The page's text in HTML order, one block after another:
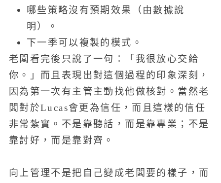
哪些策略沒有預期效果（由數據說
明）。
下一季可以複製的模式。
老闆看完後只說了一句：「我很放心交給
你。」而且表現出對這個過程的印象深刻，
因為第一次有主管主動找他做核對。當然老
闆對於Lucas會更為信任，而且這樣的信任
非常紮實。不是靠聽話，而是靠專業；不是
靠討好，而是靠對齊。
向上管理不是把自己變成老闆要的樣子，而